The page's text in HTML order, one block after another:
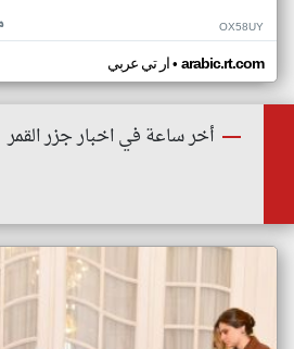
OX58UY
ار تي عربي• arabic.rt.com
أخر ساعة في اخبار جزر القمر